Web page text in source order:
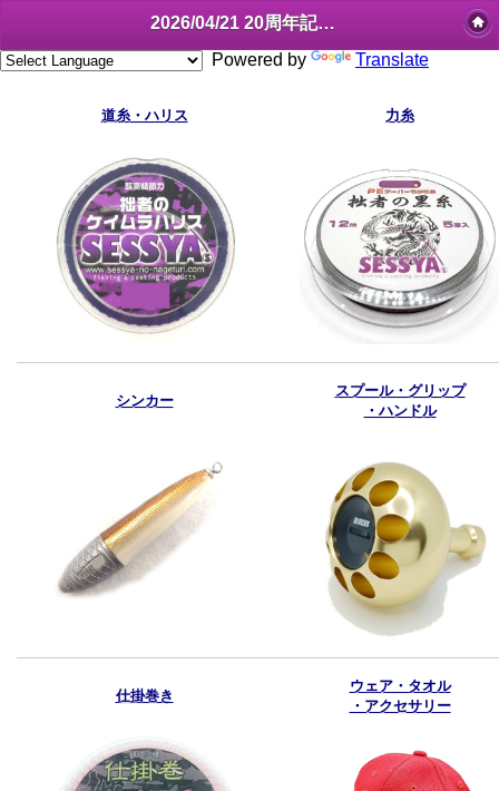
2026/04/21 20周年記念 特別価格 開始
Powered by
Translate
道糸・ハリス 力糸
シンカー
スプール・グリップ
・ハンドル
仕掛巻き
ウェア・タオル
・アクセサリー